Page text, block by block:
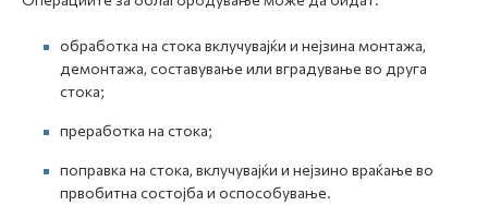
oбработка на стока вклучувајќи и нејзина монтажа,
демонтажа, составување или вградување во друга
стока;
преработка на стока;
поправка на стока, вклучувајќи и нејзино враќање во
првобитна состојба и оспособување.